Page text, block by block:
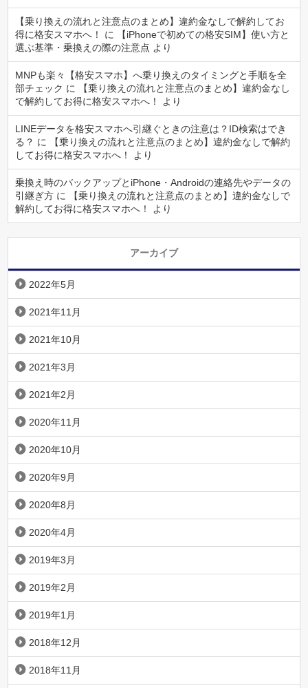
【乗り換えの流れと注意点のまとめ】違約金なしで解約してお
得に格安スマホへ！
に
【iPhoneで初めての格安SIM】使い方と
選ぶ基準・乗換えの際の注意点 より
MNPも楽々【格安スマホ】へ乗り換えのタイミングと手順を全
部チェック に
【乗り換えの流れと注意点のまとめ】違約金なし
で解約してお得に格安スマホへ！
より
LINEデータを格安スマホへ引継ぐときの注意は？ID検索はでき
る？ に
【乗り換えの流れと注意点のまとめ】違約金なしで解約
してお得に格安スマホへ！
より
乗換え時のバックアップとiPhone・Androidの連絡先やデータの
引継ぎ方 に
【乗り換えの流れと注意点のまとめ】違約金なしで
解約してお得に格安スマホへ！
より
アーカイブ
2022年5月
2021年11月
2021年10月
2021年3月
2021年2月
2020年11月
2020年10月
2020年9月
2020年8月
2020年4月
2019年3月
2019年2月
2019年1月
2018年12月
2018年11月